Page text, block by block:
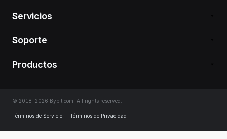
Servicios
Soporte
Productos
© 2018-2026 Bybit.com. All rights reserved.
Términos de Servicio Términos de Privacidad